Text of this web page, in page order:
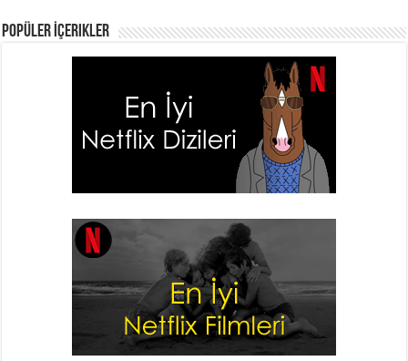
Popüler İçerikler